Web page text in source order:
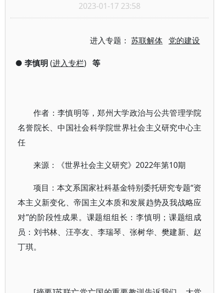
2023-01-17 23:58
进入专题：苏联解体 党的建设
● 李慎明 (进入专栏) 等
作者：李慎明等，郑州大学政治与公共管理学院
名誉院长、中国社会科学院世界社会主义研究中心主
任
来源：《世界社会主义研究》2022年第10期
项目：本文系国家社科基金特别委托研究专题“资
本主义新变化、帝国主义本质和发展趋势及我战略应
对”的阶段性成果。课题组组长：李慎明；课题组成
员：刘书林、汪亭友、李瑞琴、张树华、樊建新、赵
丁琪。